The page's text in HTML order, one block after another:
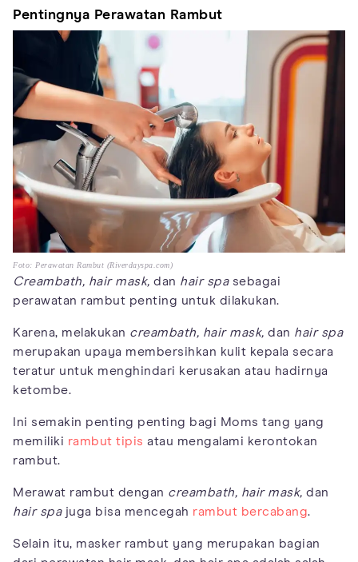
Pentingnya Perawatan Rambut
Foto: Perawatan Rambut (Riverdayspa.com)
Creambath, hair mask, dan hair spasebagai
perawatan rambut penting untuk dilakukan.
Karena, melakukan creambath, hair mask, dan hair spa
merupakan upaya membersihkan kulit kepala secara
teratur untuk menghindari kerusakan atau hadirnya
ketombe.
Ini semakin penting penting bagi Moms tang yang
memiliki rambut tipis atau mengalami kerontokan
rambut.
Merawat rambut dengan creambath, hair mask, dan
hair spajuga bisa mencegah rambut bercabang.
Selain itu, masker rambut yang merupakan bagian